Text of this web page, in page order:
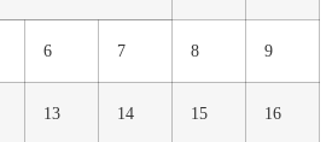
6 7 8 9
13 14 15 16